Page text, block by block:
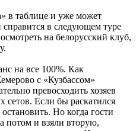
в таблице и уже может
в следующем туре
на белорусский клуб,
на все 100%. Как
с «Кузбассом»
превосходить хозяев
сетов. Если бы раскатился
Но когда гости
потом и взяли вторую,